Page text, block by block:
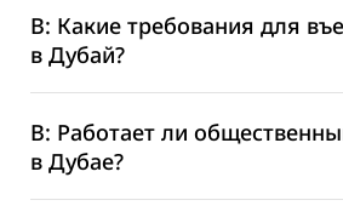
В: Какие требования для
в Дубай?
В: Работает ли
в Дубае?